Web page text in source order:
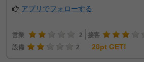
アプリでフォローする
営業 2 接客
設備
2 20pt GET!